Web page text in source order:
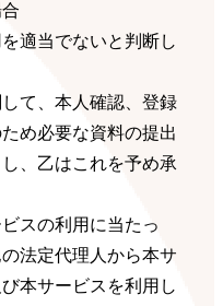
適当でないと判断し
て、本人確認、登録
め必要な資料の提出
、乙はこれを予め承
スの利用に当たっ
法定代理人から本サ
本サービスを利用し